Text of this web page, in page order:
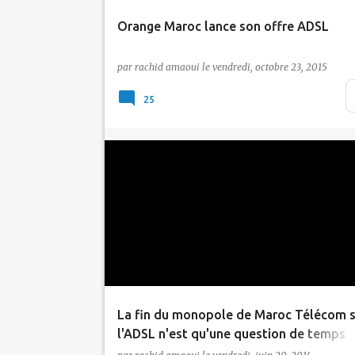
Orange Maroc lance son offre ADSL
Nouveau! méditel, connu dorénavant sous le
nom d'Orange Maroc, se lance sur le
de l&#…
par rachid amaoui le vendredi, octobre 23, 2015
25
La fin du monopole de Maroc Télécom
l'ADSL n'est qu'une question de temps